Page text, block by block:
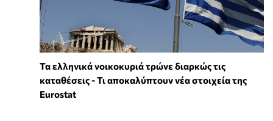
Τα ελληνικά νοικοκυριά τρώνε διαρκώς τις
καταθέσεις - Τι αποκαλύπτουν νέα στοιχεία της
Eurostat